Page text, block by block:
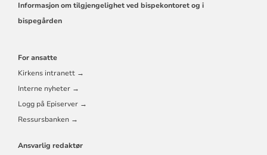
Informasjon om tilgjengelighet ved bispekontoret og i
bispegården
For ansatte
Kirkens intranett →
Interne nyheter →
Logg på Episerver →
Ressursbanken →
Ansvarlig redaktør